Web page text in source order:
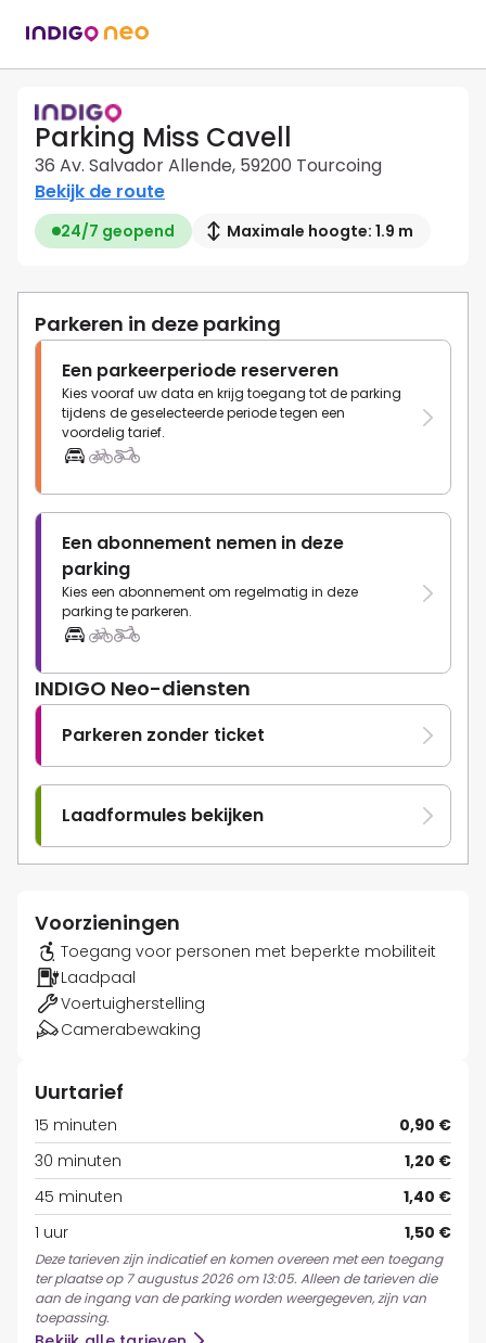
Parking Miss Cavell
36 Av. Salvador Allende, 59200 Tourcoing
Bekijk de route
24/7 geopend Maximale hoogte: 1.9 m
Parkeren in deze parking
Een parkeerperiode reserveren
Kies vooraf uw data en krijg toegang tot de parking
tijdens de geselecteerde periode tegen een
voordelig tarief.
Een abonnement nemen in deze
parking
Kies een abonnement om regelmatig in deze
parking te parkeren.
INDIGO Neo-diensten
Parkeren zonder ticket
Laadformules bekijken
Voorzieningen
Toegang voor personen met beperkte mobiliteit
Laadpaal
Voertuigherstelling
Camerabewaking
Uurtarief
15 minuten
0,90 €
30 minuten
1,20 €
45 minuten
1,40 €
1 uur
1,50 €
Deze tarieven zijn indicatief en komen overeen met een toegang
ter plaatse op 7 augustus 2026 om 13:05. Alleen de tarieven die
aan de ingang van de parking worden weergegeven, zijn van
toepassing.